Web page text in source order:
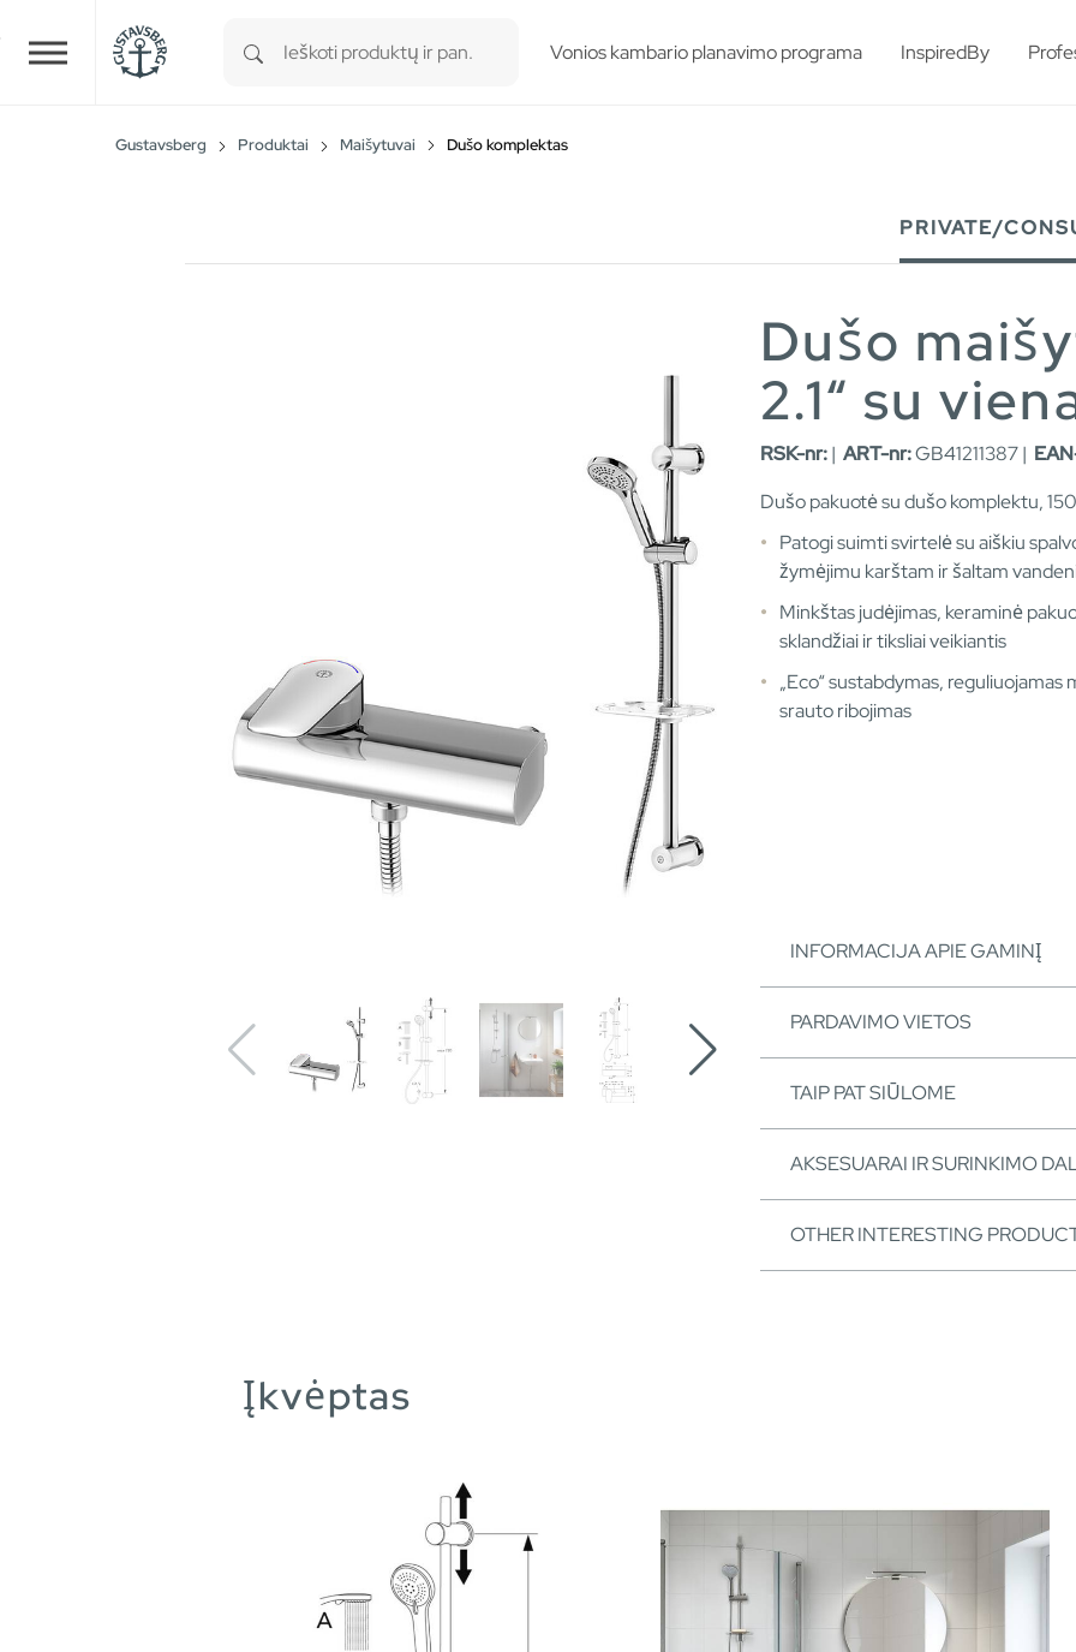
Skip to main content
Type 1 or more characters for results.
Vonios kambario planavimo programa InspiredBy
Gustavsberg Produktai Maišytuvai Dušo komplektas
PRIVATE/
Dušo
2.1“ su
RSK-nr:| ART-nr:GB41211387 |
Dušo pakuotė su dušo komplektu,
Patogi suimti svirtelė su aiškiu
žymėjimu karštam ir šaltam
Minkštas judėjimas, keraminė
sklandžiai ir tiksliai veikiantis
„Eco“ sustabdymas, reguliuojamas
srauto ribojimas
INFORMACIJA APIE GAMINĮ
PARDAVIMO VIETOS
TAIP PAT SIŪLOME
AKSESUARAI IR SURINKIMO
OTHER INTERESTING
Įkvėptas